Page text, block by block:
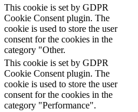
This cookie is set by GDPR
Cookie Consent plugin. The
cookie is used to store the user
consent for the cookies in the
category "Other.
This cookie is set by GDPR
Cookie Consent plugin. The
cookie is used to store the user
consent for the cookies in the
category "Performance".